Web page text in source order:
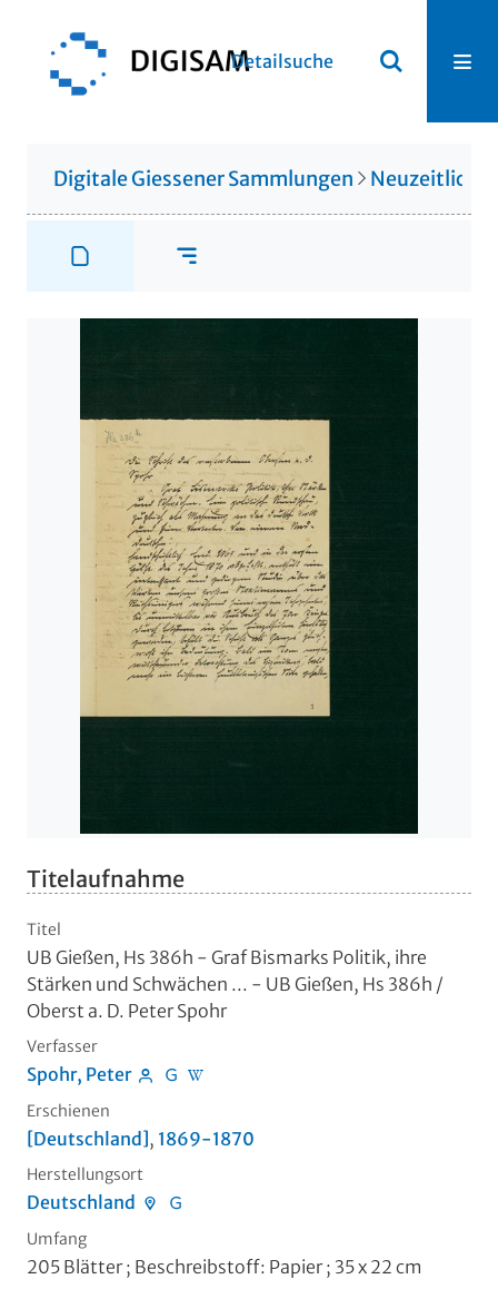
Detailsuche
Digitale Giessener Sammlungen Neuzeitliche
Titelaufnahme
Titel
UB Gießen, Hs 386h - Graf Bismarks Politik, ihre
Stärken und Schwächen ... - UB Gießen, Hs 386h /
Oberst a. D. Peter Spohr
Verfasser
Spohr, Peter
Erschienen
[Deutschland], 1869-1870
Herstellungsort
Deutschland
Umfang
205 Blätter ; Beschreibstoff: Papier ; 35 x 22 cm